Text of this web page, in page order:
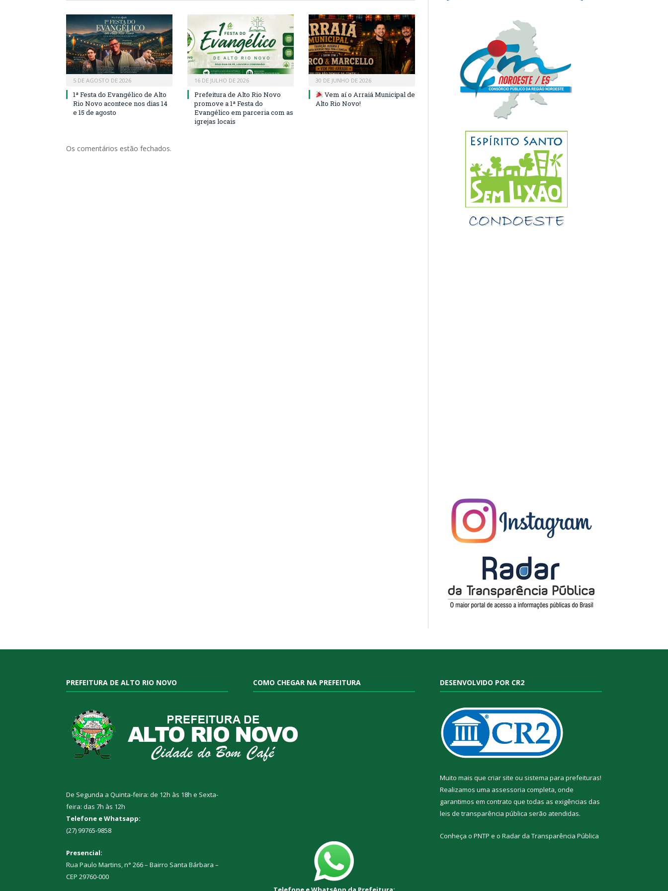
5 DE AGOSTO DE 2026
1ª Festa do Evangélico de Alto
Rio Novo acontece nos dias 14
e 15 de agosto
16 DE JULHO DE 2026
Prefeitura de Alto Rio Novo
promove a 1ª Festa do
Evangélico em parceria com as
igrejas locais
30 DE JUNHO DE 2026
Vem aí o Arraiá Municipal de
Alto Rio Novo!
Os comentários estão fechados.
PREFEITURA DE ALTO RIO NOVO
De Segunda a Quinta-feira: de 12h às 18h e Sexta-
feira: das 7h às 12h
Telefone e Whatsapp:
(27) 99765-9858
Presencial:
Rua Paulo Martins, n° 266 – Bairro Santa Bárbara –
CEP 29760-000
COMO CHEGAR NA PREFEITURA DESENVOLVIDO POR CR2
Muito mais que criar site ou sistema para prefeituras!
Realizamos uma assessoria completa, onde
garantimos em contrato que todas as exigências das
leis de transparência pública serão atendidas.
Conheça o PNTP e o Radar da Transparência Pública